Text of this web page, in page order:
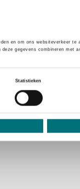
en om ons websiteverkeer te
gegevens combineren met
Statistieken